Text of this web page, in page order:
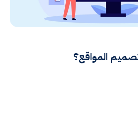
المواقع؟